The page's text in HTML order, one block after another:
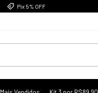
Pix 5% OFF